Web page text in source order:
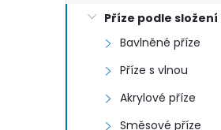
Příze podle složení
Bavlněné příze
Příze s vlnou
Akrylové příze
Směsové příze